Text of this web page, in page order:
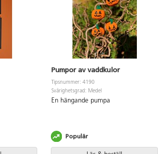
Pumpor av vaddkulor
Tipsnummer: 4190
Svårighetsgrad: Medel
En hängande pumpa
Populär